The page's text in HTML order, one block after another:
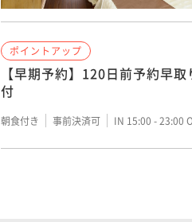
ポイントアップ
【早期予約】120日前予約早
付
朝食付き 事前決済可 IN 15:00 - 23:00
「割引プラン」【早期予約】